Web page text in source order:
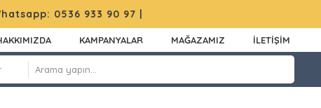
0536 933 90 97 |
KAMPANYALAR MAĞAZAMIZ İLETİŞİM